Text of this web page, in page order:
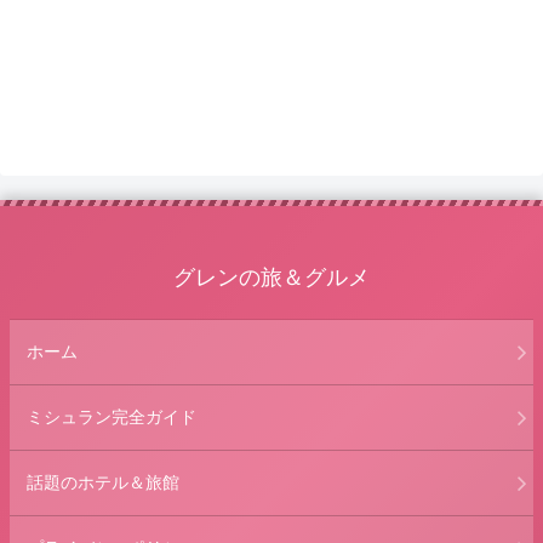
グレンの旅＆グルメ
ホーム
ミシュラン完全ガイド
話題のホテル＆旅館